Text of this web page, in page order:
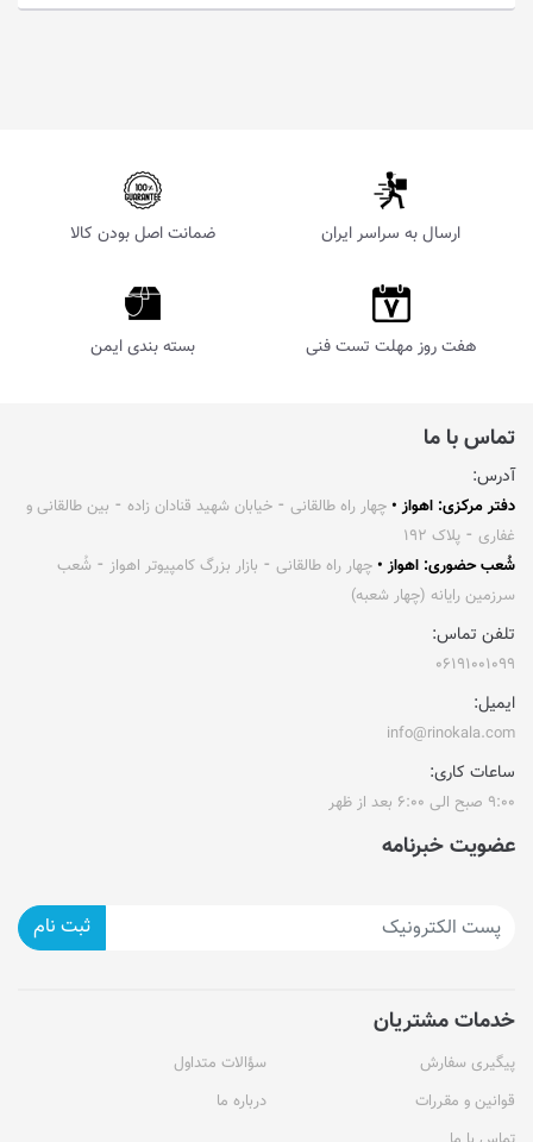
ارسال به سراسر ایران ضمانت اصل بودن کالا
هفت روز مهلت تست فنی بسته بندی ایمن
تماس با ما
آدرس:
دفتر مرکزی: اهواز • چهار راه طالقانی ⁃ خیابان شهید قنادان زاده ⁃ بین طالقانی و
غفاری ⁃ پلاک ۱۹۲
شُعب حضوری: اهواز • چهار راه طالقانی ⁃ بازار بزرگ کامپیوتر اهواز ⁃ شُعب
سرزمین رایانه (چهار شعبه)
تلفن تماس:
۰۶۱۹۱۰۰۱۰۹۹
ایمیل:
info@rinokala.com
ساعات کاری:
۹:۰۰ صبح الی ۶:۰۰ بعد از ظهر
عضویت خبرنامه
ثبت نام
خدمات مشتریان
پیگیری سفارش
سؤالات متداول
قوانین و مقررات
درباره ما